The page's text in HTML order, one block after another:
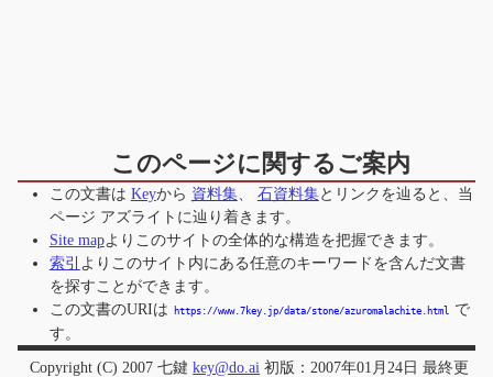
このページに関するご案内
この文書は Keyから 資料集、 石資料集とリンクを辿ると、当
ページ アズライト に辿り着きます。
Site mapよりこのサイトの全体的な構造を把握できます。
索引 よりこのサイト内にある任意のキーワードを含んだ文書
を探すことができます。
この文書のURIは
https://www.7key.jp/data/stone/azuromalachite.html で
す。
Copyright (C) 2007 七鍵key@do.ai 初版：2007年01月24日 最終更